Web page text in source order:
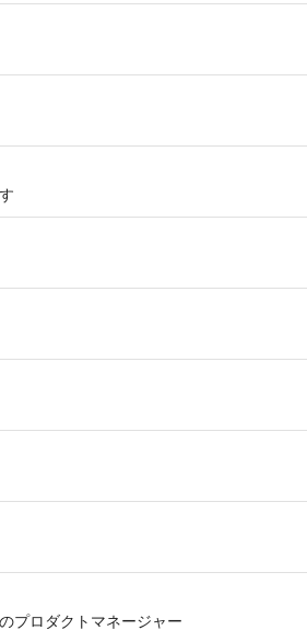
プロダクトマネージャー